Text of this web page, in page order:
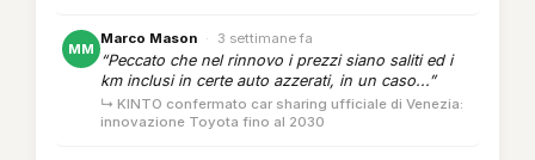
MM
Marco Mason · 3 settimane fa
“Peccato che nel rinnovo i prezzi siano saliti ed i
km inclusi in certe auto azzerati, in un caso...”
↳ KINTO confermato car sharing ufficiale di Venezia:
innovazione Toyota fino al 2030